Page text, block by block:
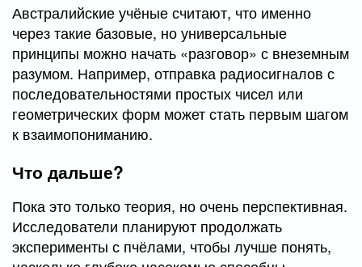
Австралийские учёные считают, что именно
через такие базовые, но универсальные
принципы можно начать «разговор» с внеземным
разумом. Например, отправка радиосигналов с
последовательностями простых чисел или
геометрических форм может стать первым шагом
к взаимопониманию.
Что дальше?
Пока это только теория, но очень перспективная.
Исследователи планируют продолжать
эксперименты с пчёлами, чтобы лучше понять,